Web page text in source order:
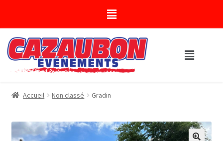
Accueil Non classé Gradin